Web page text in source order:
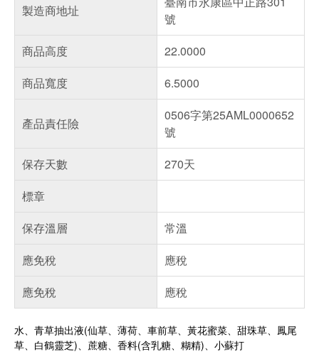
製造商地址
號
商品高度
22.0000
商品寬度
6.5000
產品責任險
0506字第25AML0000652
號
保存天數
270天
標章
保存溫層
常溫
應免稅
應稅
應免稅
應稅
水、青草抽出液(仙草、薄荷、車前草、黃花蜜菜、甜珠草、鳳尾
草、白鶴靈芝)、蔗糖、香料(含乳糖、糊精)、小蘇打